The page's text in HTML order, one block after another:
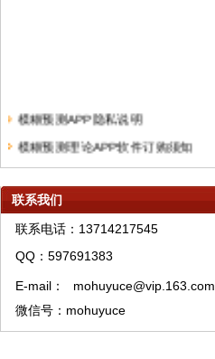
模糊预测APP隐私说明
模糊预测理论APP软件订购须知
模糊预测理论短线快频手稿
模糊预测系统中线股票精选
模糊预测理论资产管理须知
联系我们
联系电话：13714217545
QQ：597691383
E-mail：
mohuyuce@vip.163.com
微信号：mohuyuce